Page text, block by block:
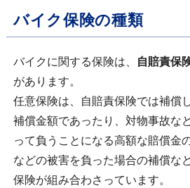
バイク保険の種類
バイクに関する保険は、 自賠責保
があります。
任意保険は、自賠責保険では補償
補償金額であったり、対物事故な
って負うことになる高額な賠償金
などの被害を負った場合の補償な
保険が組み合わさっています。